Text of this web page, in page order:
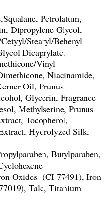
Petrolatum,
Dipropylene Glycol,
Stearyl/Behenyl
Dicaprylate,
Vinyl
Niacinamide,
Oil, Prunus
Glycerin, Fragrance
Methylserine, Prunus
Tocopherol,
Hydrolyzed Silk,
Butylparaben,
Oxides (CI 77491), Iron
Talc, Titanium